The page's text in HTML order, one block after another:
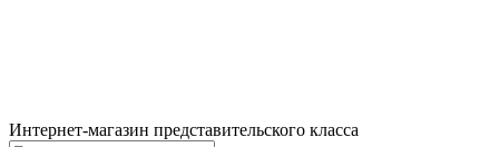
Интернет-магазин представительского класса